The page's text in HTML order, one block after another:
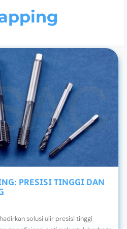
PRESISI TINGGI DAN
solusi ulir presisi tinggi